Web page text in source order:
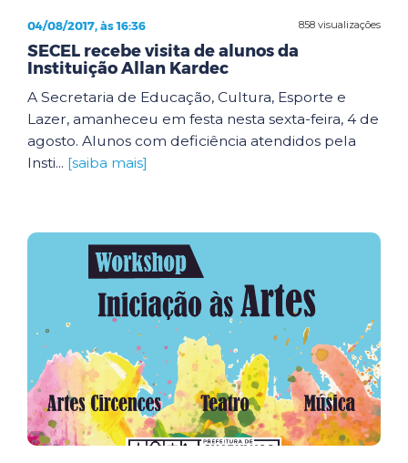
858 visualizações
04/08/2017, às 16:36
SECEL recebe visita de alunos da
Instituição Allan Kardec
A Secretaria de Educação, Cultura, Esporte e
Lazer, amanheceu em festa nesta sexta-feira, 4 de
agosto. Alunos com deficiência atendidos pela
Insti... [saiba mais]